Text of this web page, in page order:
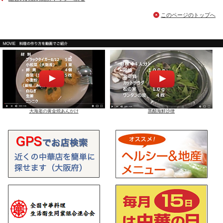
このページのトップへ
大海老の黄金焼あんかけ 黒醋海鮮沙律